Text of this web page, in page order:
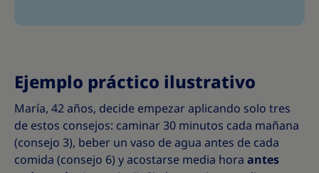
Ejemplo práctico ilustrativo
María, 42 años, decide empezar aplicando solo tres
de estos consejos: caminar 30 minutos cada mañana
(consejo 3), beber un vaso de agua antes de cada
comida (consejo 6) y acostarse media hora antes